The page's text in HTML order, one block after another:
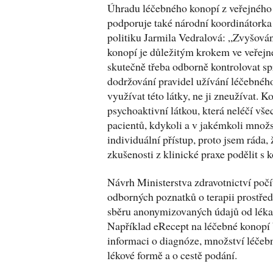
Úhradu léčebného konopí z
podporuje také národní
politiku Jarmila Vedralová:
konopí je důležitým krokem ve
skutečně třeba odborně kontrolovat
dodržování pravidel užívání
využívat této látky, ne ji zneužívat.
psychoaktivní látkou, která neléčí
pacientů, kdykoli a v jakémkoli
individuální přístup, proto jsem ráda,
zkušenosti z klinické praxe podělit s
Návrh Ministerstva zdravotnictví
odborných poznatků o terapii
sběru anonymizovaných údajů od
Například eRecept na léčebné konopí
informaci o diagnóze, množství
lékové formě a o cestě podání.